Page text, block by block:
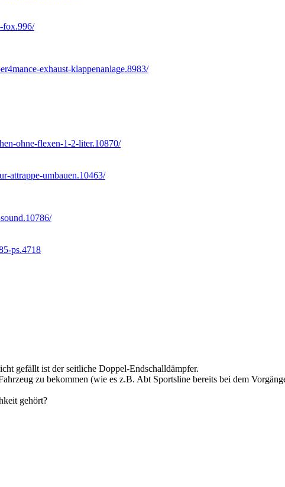
fox.996/
exhaust-klappenanlage.8983/
ohne-flexen-1-2-liter.10870/
attrappe-umbauen.10463/
ps.4718
gefällt ist der seitliche Doppel-Endschalldämpfer.
zu bekommen (wie es z.B. Abt Sportsline bereits bei dem
gehört?